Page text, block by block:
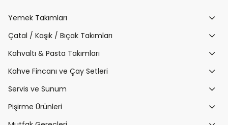
Yemek Takımları
Çatal / Kaşık / Bıçak Takımları
Kahvaltı & Pasta Takımları
Kahve Fincanı ve Çay Setleri
Servis ve Sunum
Pişirme Ürünleri